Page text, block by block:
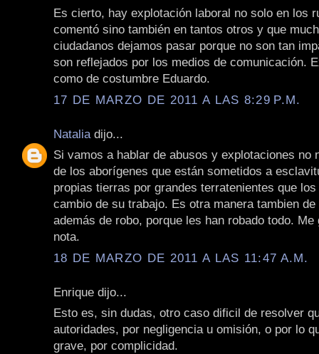
Es cierto, hay explotación laboral no solo en los
comentó sino también en tantos otros y que
ciudadanos dejamos pasar porque no son tan
son reflejados por los medios de comunicación.
como de costumbre Eduardo.
17 DE MARZO DE 2011 A LAS 8:29 P.M.
Natalia dijo...
Si vamos a hablar de abusos y explotaciones no
de los aborígenes que están sometidos a
propias tierras por grandes terratenientes que
cambio de su trabajo. Es otra manera tambien
además de robo, porque les han robado todo. Me
nota.
18 DE MARZO DE 2011 A LAS 11:47 A.M.
Enrique dijo...
Esto es, sin dudas, otro caso dificil de resolver
autoridades, por negligencia u omisión, o por lo
grave, por complicidad.